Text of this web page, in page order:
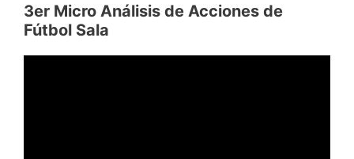
3er Micro Análisis de Acciones de
Fútbol Sala